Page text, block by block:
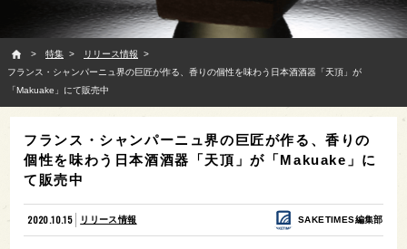
特集
リリース情報
フランス・シャンパーニュ界の巨匠が作る、香りの個性を味わう日本酒酒器「天頂」が
「Makuake」にて販売中
フランス・シャンパーニュ界の巨匠が作る、香りの
個性を味わう日本酒酒器「天頂」が「Makuake」に
て販売中
2020.10.15 リリース情報 SAKETIMES編集部